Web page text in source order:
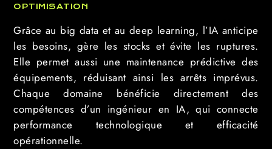
OPTIMISATION
Grâce au big data et au deep learning, l’IA anticipe
les besoins, gère les stocks et évite les ruptures.
Elle permet aussi une maintenance prédictive des
équipements, réduisant ainsi les arrêts imprévus.
Chaque domaine bénéficie directement des
compétences d’un ingénieur en IA, qui connecte
performance technologique et efficacité
opérationnelle.